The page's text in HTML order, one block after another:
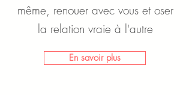
même, renouer avec vous et oser
la relation vraie à l'autre
En savoir plus